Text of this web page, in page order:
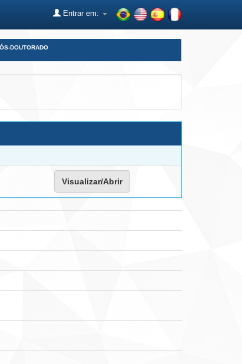
Entrar em:
DOUTORADO
Visualizar/Abrir